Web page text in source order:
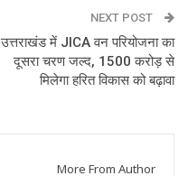
NEXT POST
उत्तराखंड में JICA वन परियोजना का
दूसरा चरण जल्द, 1500 करोड़ से
मिलेगा हरित विकास को बढ़ावा
More From Author